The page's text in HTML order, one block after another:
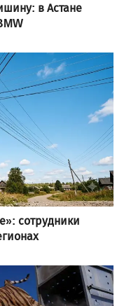
в Астане
сотрудники